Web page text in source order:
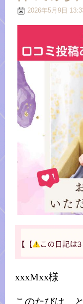
2026年5月9日
xxxMxx様
このたびは、